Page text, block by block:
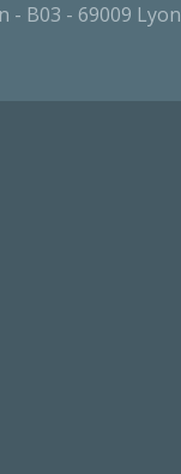
- B03 - 69009 Lyon